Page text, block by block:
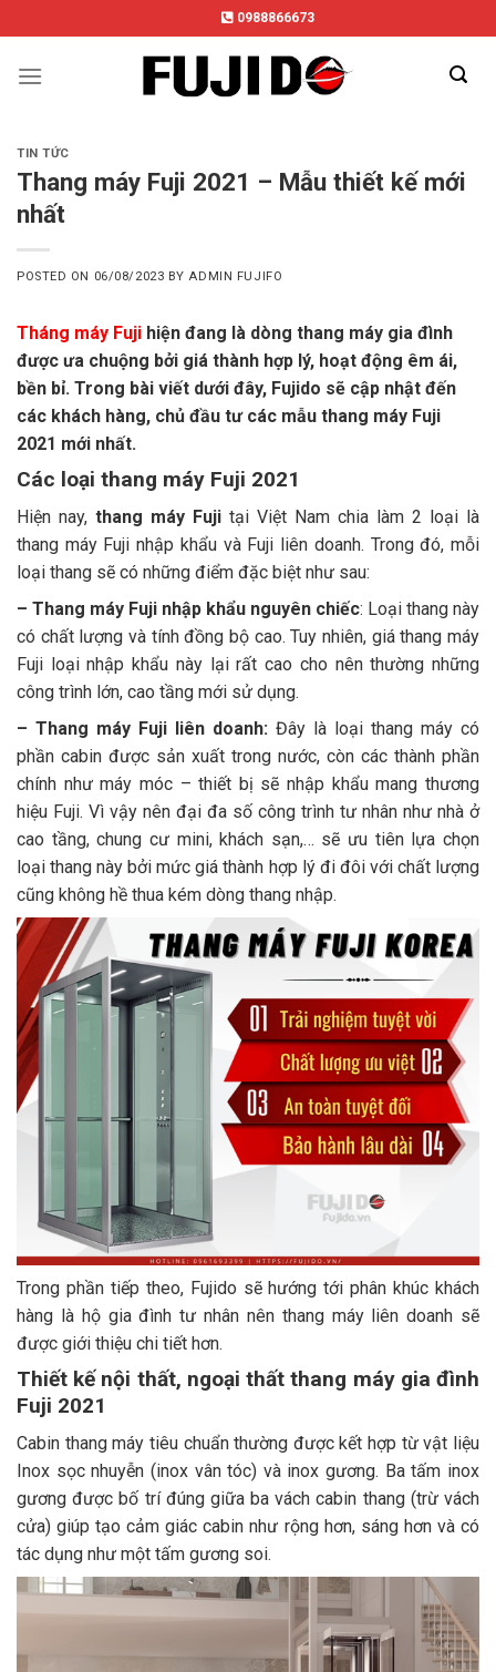
to
content
0988866673
TIN TỨC
Thang máy Fuji 2021 – Mẫu thiết kế mới
nhất
POSTED ON 06/08/2023 BY ADMIN FUJIFO
Tháng máy Fuji hiện đang là dòng thang máy gia đình
được ưa chuộng bởi giá thành hợp lý, hoạt động êm ái,
bền bỉ. Trong bài viết dưới đây, Fujido sẽ cập nhật đến
các khách hàng, chủ đầu tư các mẫu thang máy Fuji
2021 mới nhất.
Các loại thang máy Fuji 2021
Hiện nay, thang máy Fuji tại Việt Nam chia làm 2 loại là
thang máy Fuji nhập khẩu và Fuji liên doanh. Trong đó, mỗi
loại thang sẽ có những điểm đặc biệt như sau:
– Thang máy Fuji nhập khẩu nguyên chiếc: Loại thang này
có chất lượng và tính đồng bộ cao. Tuy nhiên, giá thang máy
Fuji loại nhập khẩu này lại rất cao cho nên thường những
công trình lớn, cao tầng mới sử dụng.
– Thang máy Fuji liên doanh: Đây là loại thang máy có
phần cabin được sản xuất trong nước, còn các thành phần
chính như máy móc – thiết bị sẽ nhập khẩu mang thương
hiệu Fuji. Vì vậy nên đại đa số công trình tư nhân như nhà ở
cao tầng, chung cư mini, khách sạn,… sẽ ưu tiên lựa chọn
loại thang này bởi mức giá thành hợp lý đi đôi với chất lượng
cũng không hề thua kém dòng thang nhập.
Trong phần tiếp theo, Fujido sẽ hướng tới phân khúc khách
hàng là hộ gia đình tư nhân nên thang máy liên doanh sẽ
được giới thiệu chi tiết hơn.
Thiết kế nội thất, ngoại thất thang máy gia đình
Fuji 2021
Cabin thang máy tiêu chuẩn thường được kết hợp từ vật liệu
Inox sọc nhuyễn (inox vân tóc) và inox gương. Ba tấm inox
gương được bố trí đúng giữa ba vách cabin thang (trừ vách
cửa) giúp tạo cảm giác cabin như rộng hơn, sáng hơn và có
tác dụng như một tấm gương soi.